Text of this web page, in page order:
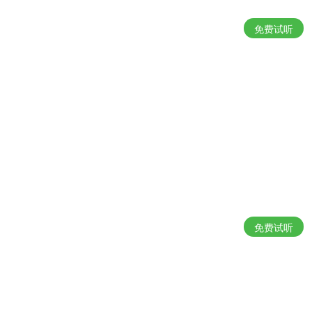
免费试听
免费试听